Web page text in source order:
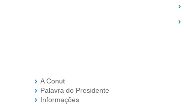
A Conut
Palavra do Presidente
Informações